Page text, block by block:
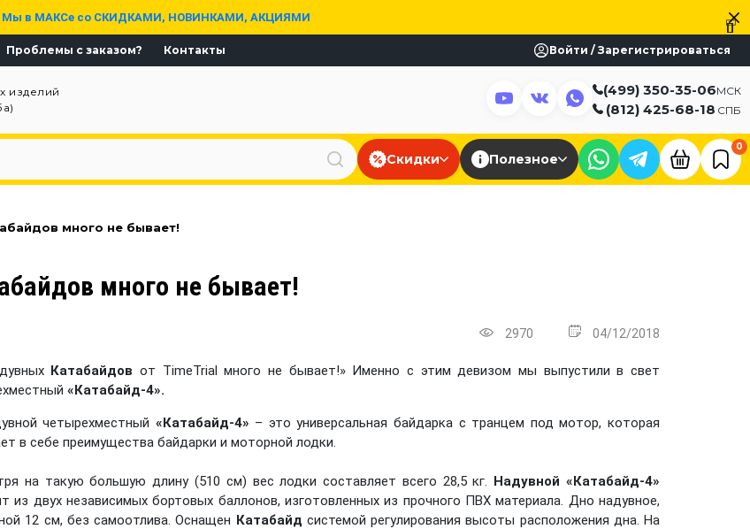
Мы в МАКСе со СКИДКАМИ, НОВИНКАМИ, АКЦИЯМИ
Проблемы с заказом? Контакты Войти / Зарегистрироваться
изделий
(499) 350-35-06МСК
(812) 425-68-18 СПБ
Скидки Полезное
0
много не бывает!
много не бывает!
2970 04/12/2018
Катабайдов от TimeTrial много не бывает!» Именно с этим девизом мы выпустили в свет
«Катабайд-4».
четырехместный «Катабайд-4» – это универсальная байдарка с транцем под мотор, которая
в себе преимущества байдарки и моторной лодки.
на такую большую длину (510 см) вес лодки составляет всего 28,5 кг. Надувной «Катабайд-4»
из двух независимых бортовых баллонов, изготовленных из прочного ПВХ материала. Дно надувное,
12 см, без самоотлива. Оснащен Катабайд системой регулирования высоты расположения дна. На